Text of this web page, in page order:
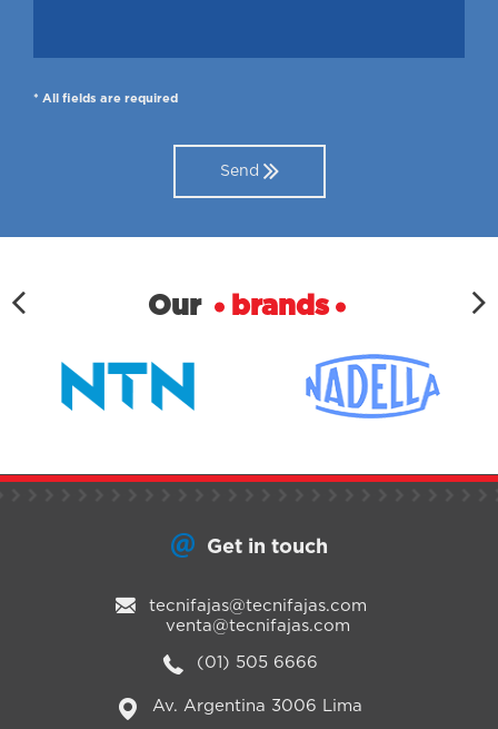
* All fields are required
Send
Our brands
Get in touch
tecnifajas@tecnifajas.com
venta@tecnifajas.com
(01) 505 6666
Av. Argentina 3006 Lima